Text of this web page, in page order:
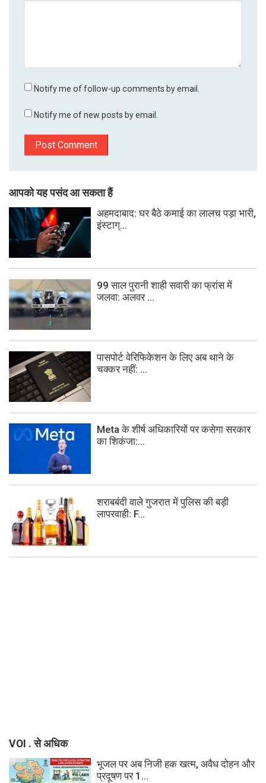
Notify me of follow-up comments by email.
Notify me of new posts by email.
आपको यह पसंद आ सकता हैं
अहमदाबाद: घर बैठे कमाई का लालच पड़ा भारी,
इंस्टाग्...
99 साल पुरानी शाही सवारी का फ्रांस में
जलवा: अलवर ...
पासपोर्ट वेरिफिकेशन के लिए अब थाने के
चक्कर नहीं: ...
Meta के शीर्ष अधिकारियों पर कसेगा सरकार
का शिकंजा:...
शराबबंदी वाले गुजरात में पुलिस की बड़ी
लापरवाही: F...
VOI . से अधिक
भूजल पर अब निजी हक खत्म, अवैध दोहन और
प्रदूषण पर 1...